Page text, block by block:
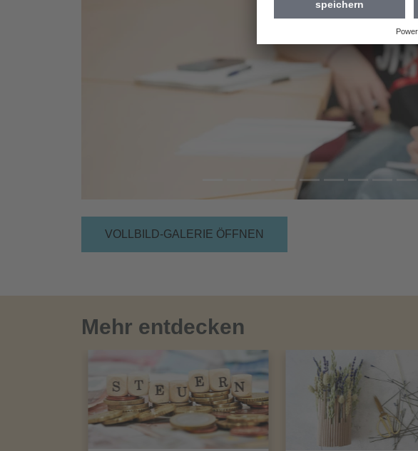
VOLLBILD-GALERIE ÖFFNEN
Mehr entdecken